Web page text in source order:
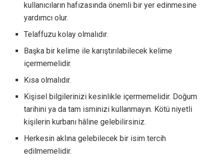
kullanıcıların hafızasında önemli bir yer edinmesine
yardımcı olur.
Telaffuzu kolay olmalıdır.
Başka bir kelime ile karıştırılabilecek kelime
içermemelidir.
Kısa olmalıdır.
Kişisel bilgilerinizi kesinlikle içermemelidir. Doğum
tarihini ya da tam isminizi kullanmayın. Kötü niyetli
kişilerin kurbanı hâline gelebilirsiniz.
Herkesin aklına gelebilecek bir isim tercih
edilmemelidir.